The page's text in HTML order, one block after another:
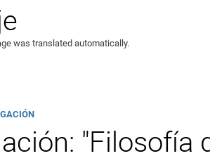
was translated automatically.
"Filosofía